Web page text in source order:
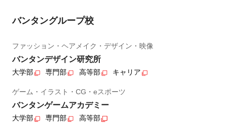
バンタングループ校
ファッション・ヘアメイク・デザイン・映像
バンタンデザイン研究所
大学部 専門部 高等部 キャリア
ゲーム・イラスト・CG・eスポーツ
バンタンゲームアカデミー
大学部 専門部 高等部